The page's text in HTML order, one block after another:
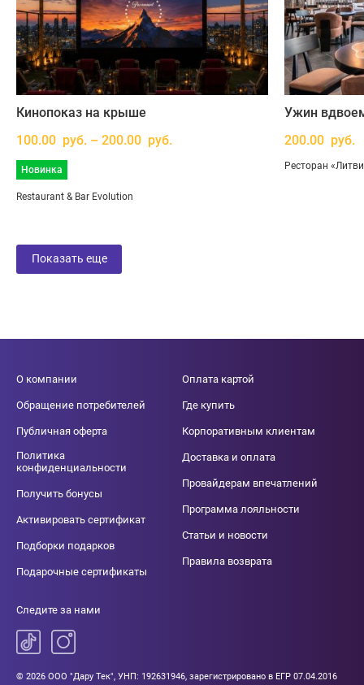
Кинопоказ на крыше
100.00 руб. – 200.00 руб.
Новинка
Restaurant & Bar Evolution
Ужин
200.00 руб.
Ресторан
Показать еще
О компании
Обращение потребителей
Публичная оферта
Политика
конфиденциальности
Получить бонусы
Активировать сертификат
Подборки подарков
Подарочные сертификаты
Оплата картой
Где купить
Корпоративным клиентам
Доставка и оплата
Провайдерам впечатлений
Программа лояльности
Статьи и новости
Правила возврата
Следите за нами
© 2026 ООО "Дару Тек", УНП: 192631946, зарегистрировано в ЕГР 07.04.2016